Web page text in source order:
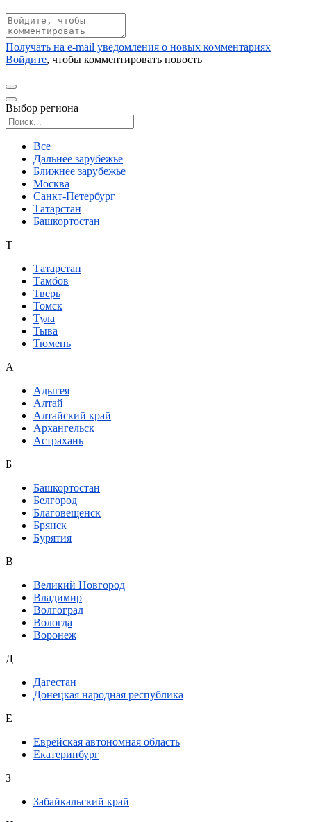
Получать на e‑mail уведомления о новых комментариях
Войдите, чтобы комментировать новость
Выбор региона
Все
Дальнее зарубежье
Ближнее зарубежье
Москва
Санкт-Петербург
Татарстан
Башкортостан
Т
Татарстан
Тамбов
Тверь
Томск
Тула
Тыва
Тюмень
А
Адыгея
Алтай
Алтайский край
Архангельск
Астрахань
Б
Башкортостан
Белгород
Благовещенск
Брянск
Бурятия
В
Великий Новгород
Владимир
Волгоград
Вологда
Воронеж
Д
Дагестан
Донецкая народная республика
Е
Еврейская автономная область
Екатеринбург
З
Забайкальский край